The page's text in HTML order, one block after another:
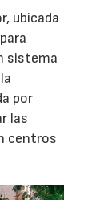
ubicada
sistema
por
las
centros